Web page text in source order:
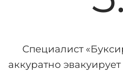
Специалист
аккуратно